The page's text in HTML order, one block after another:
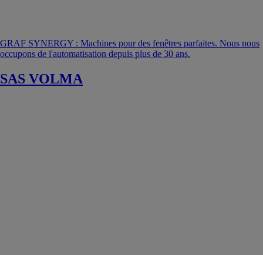
GRAF SYNERGY : Machines pour des fenêtres parfaites. Nous nous
occupons de l'automatisation depuis plus de 30 ans.
SAS VOLMA